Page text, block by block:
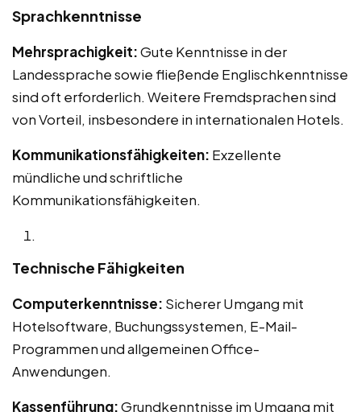
Sprachkenntnisse
Mehrsprachigkeit:Gute Kenntnisse in der
Landessprache sowie fließende Englischkenntnisse
sind oft erforderlich. Weitere Fremdsprachen sind
von Vorteil, insbesondere in internationalen Hotels.
Kommunikationsfähigkeiten: Exzellente
mündliche und schriftliche
Kommunikationsfähigkeiten.
Technische Fähigkeiten
Computerkenntnisse: Sicherer Umgang mit
Hotelsoftware, Buchungssystemen, E-Mail-
Programmen und allgemeinen Office-
Anwendungen.
Kassenführung:Grundkenntnisse im Umgang mit